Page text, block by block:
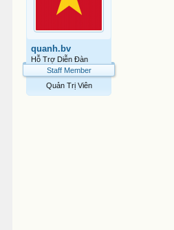
quanh.bv
Hỗ Trợ Diễn Đàn
Staff Member
Quản Trị Viên